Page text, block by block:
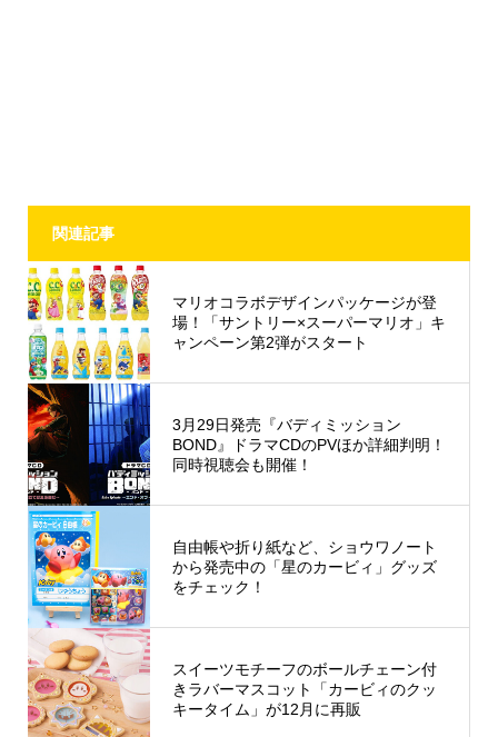
関連記事
マリオコラボデザインパッケージが登
場！「サントリー×スーパーマリオ」キ
ャンペーン第2弾がスタート
3月29日発売『バディミッション
BOND』ドラマCDのPVほか詳細判明！
同時視聴会も開催！
自由帳や折り紙など、ショウワノート
から発売中の「星のカービィ」グッズ
をチェック！
スイーツモチーフのボールチェーン付
きラバーマスコット「カービィのクッ
キータイム」が12月に再販